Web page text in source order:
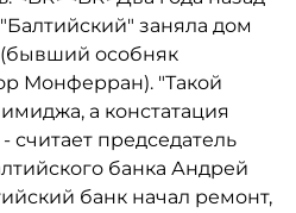
заняла дом
особняк
Монферран). "Такой
а констатация
считает председатель
банка Андрей
банк начал ремонт,